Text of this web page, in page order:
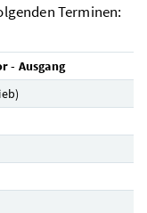
Terminen:
- Ausgang